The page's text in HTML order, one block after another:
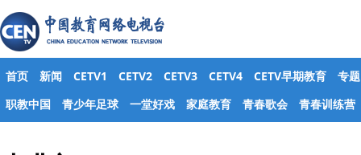
首页 新闻 CETV1 CETV2 CETV3 CETV4 CETV早期教育
专题
职教中国
青少年足球 一堂好戏 家庭教育 青春歌会 青春训练营